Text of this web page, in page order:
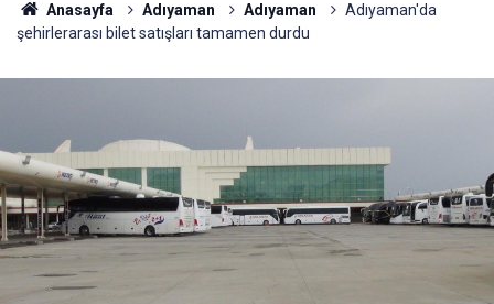
Anasayfa Adıyaman Adıyaman
Adıyaman'da
şehirlerarası bilet satışları tamamen durdu